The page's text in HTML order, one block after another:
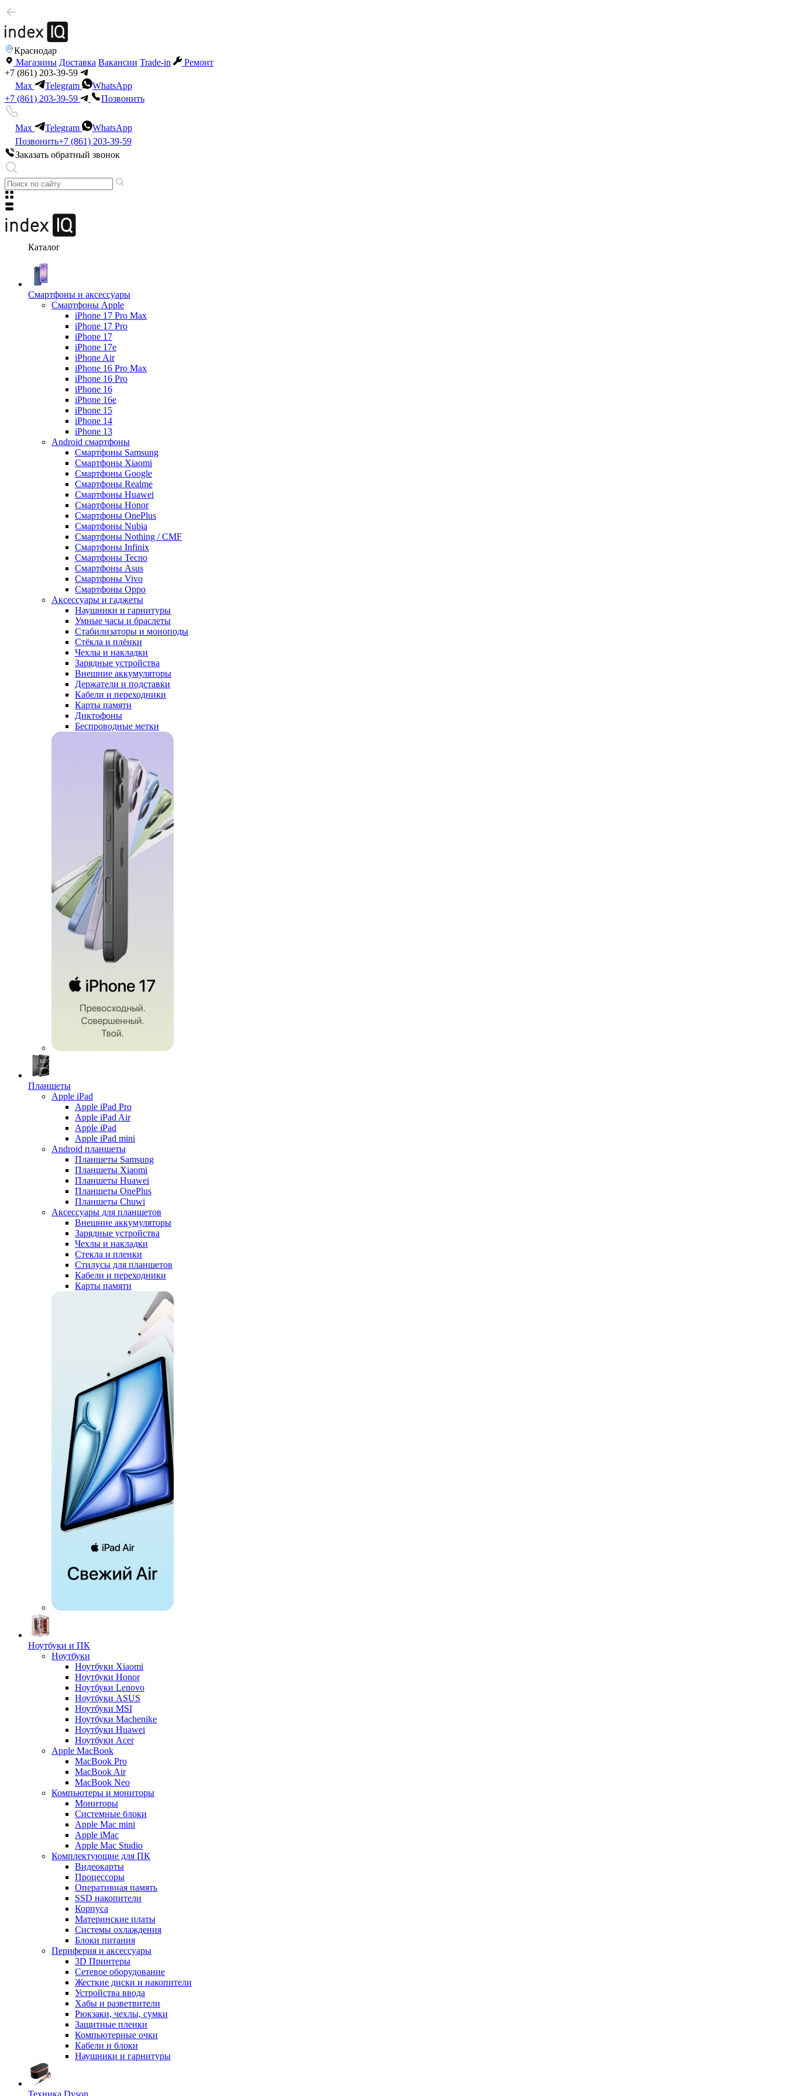
Краснодар
Магазины Доставка Вакансии Trade-in
Ремонт
+7 (861) 203-39-59
Max
Telegram
WhatsApp
+7 (861) 203-39-59
Позвонить
Max Telegram
WhatsApp
Позвонить+7 (861) 203-39-59
Заказать обратный звонок
Каталог
Смартфоны и аксессуары
Смартфоны Apple
iPhone 17 Pro Max
iPhone 17 Pro
iPhone 17
iPhone 17e
iPhone Air
iPhone 16 Pro Max
iPhone 16 Pro
iPhone 16
iPhone 16e
iPhone 15
iPhone 14
iPhone 13
Android cмартфоны
Смартфоны Samsung
Смартфоны Xiaomi
Смартфоны Google
Смартфоны Realme
Смартфоны Huawei
Смартфоны Honor
Смартфоны OnePlus
Смартфоны Nubia
Смартфоны Nothing / CMF
Смартфоны Infinix
Смартфоны Tecno
Смартфоны Asus
Смартфоны Vivo
Смартфоны Oppo
Аксессуары и гаджеты
Наушники и гарнитуры
Умные часы и браслеты
Стабилизаторы и моноподы
Стёкла и плёнки
Чехлы и накладки
Зарядные устройства
Внешние аккумуляторы
Держатели и подставки
Кабели и переходники
Карты памяти
Диктофоны
Беспроводные метки
Планшеты
Apple iPad
Apple iPad Pro
Apple iPad Air
Apple iPad
Apple iPad mini
Android планшеты
Планшеты Samsung
Планшеты Xiaomi
Планшеты Huawei
Планшеты OnePlus
Планшеты Chuwi
Аксессуары для планшетов
Внешние аккумуляторы
Зарядные устройства
Чехлы и накладки
Стекла и пленки
Стилусы для планшетов
Кабели и переходники
Карты памяти
Ноутбуки и ПК
Ноутбуки
Ноутбуки Xiaomi
Ноутбуки Honor
Ноутбуки Lenovo
Ноутбуки ASUS
Ноутбуки MSI
Ноутбуки Machenike
Ноутбуки Huawei
Ноутбуки Acer
Apple MacBook
MacBook Pro
MacBook Air
MacBook Neo
Компьютеры и мониторы
Мониторы
Системные блоки
Apple Mac mini
Apple iMac
Apple Mac Studio
Комплектующие для ПК
Видеокарты
Процессоры
Оперативная память
SSD накопители
Корпуса
Материнские платы
Системы охлаждения
Блоки питания
Периферия и аксессуары
3D Принтеры
Сетевое оборудование
Жесткие диски и накопители
Устройства ввода
Хабы и разветвители
Рюкзаки, чехлы, сумки
Защитные пленки
Компьютерные очки
Кабели и блоки
Наушники и гарнитуры
Техника Dyson